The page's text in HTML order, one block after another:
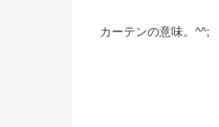
カーテンの意味。^^;